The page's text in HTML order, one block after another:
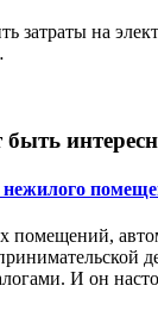
затраты на
помещений,
И он